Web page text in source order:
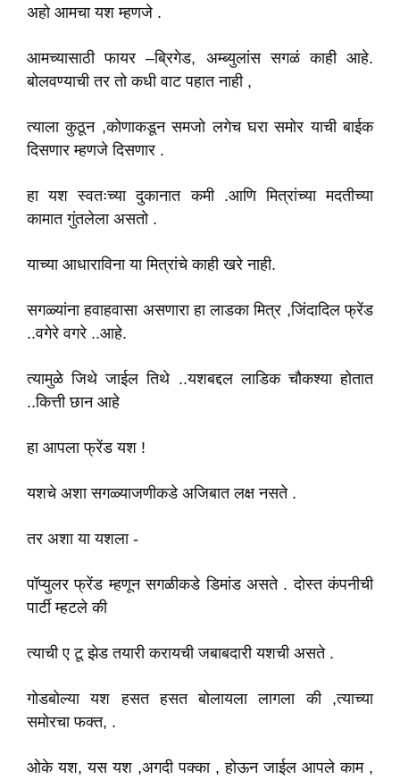
अहो आमचा यश म्हणजे .
आमच्यासाठी फायर –ब्रिगेड, अम्ब्युलांस सगळं काही आहे.
बोलवण्याची तर तो कधी वाट पहात नाही ,
त्याला कुठून ,कोणाकडून समजो लगेच घरा समोर याची बाईक
दिसणार म्हणजे दिसणार .
हा यश स्वतःच्या दुकानात कमी .आणि मित्रांच्या मदतीच्या
कामात गुंतलेला असतो .
याच्या आधाराविना या मित्रांचे काही खरे नाही.
सगळ्यांना हवाहवासा असणारा हा लाडका मित्र ,जिंदादिल फ्रेंड
..वगेरे वगरे ..आहे.
त्यामुळे जिथे जाईल तिथे ..यशबद्दल लाडिक चौकश्या होतात
..कित्ती छान आहे
हा आपला फ्रेंड यश !
यशचे अशा सगळ्याजणीकडे अजिबात लक्ष नसते .
तर अशा या यशला -
पॉप्युलर फ्रेंड म्हणून सगळीकडे डिमांड असते . दोस्त कंपनीची
पार्टी म्हटले की
त्याची ए टू झेड तयारी करायची जबाबदारी यशची असते .
गोडबोल्या यश हसत हसत बोलायला लागला की ,त्याच्या
समोरचा फक्त, .
ओके यश, यस यश ,अगदी पक्का , होऊन जाईल आपले काम ,